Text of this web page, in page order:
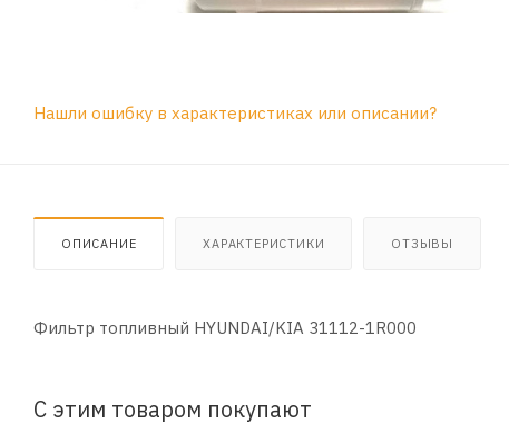
Нашли ошибку в характеристиках или описании?
ОПИСАНИЕ ХАРАКТЕРИСТИКИ ОТЗЫВЫ
Фильтр топливный HYUNDAI/KIA 31112-1R000
С этим товаром покупают